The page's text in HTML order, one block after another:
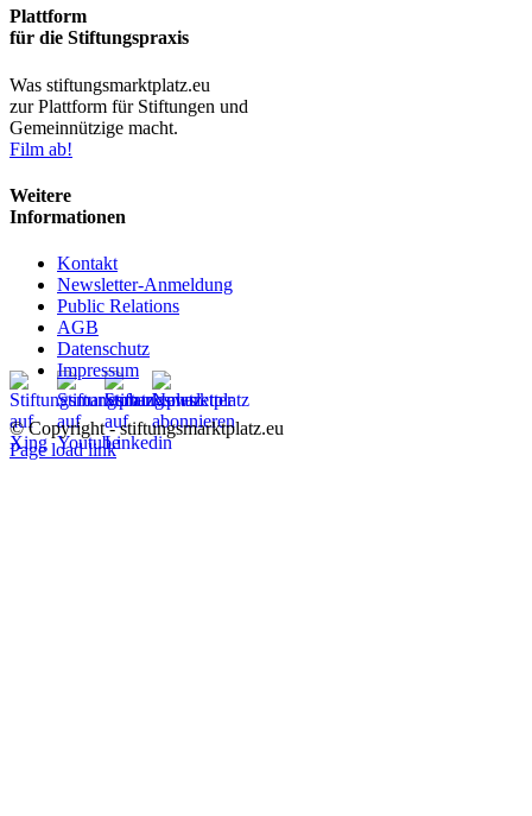
Plattform
für die Stiftungspraxis
Was stiftungsmarktplatz.eu
zur Plattform für Stiftungen und
Gemeinnützige macht.
Film ab!
Weitere
Informationen
Kontakt
Newsletter-Anmeldung
Public Relations
AGB
Datenschutz
Impressum
© Copyright - stiftungsmarktplatz.eu
Page load link